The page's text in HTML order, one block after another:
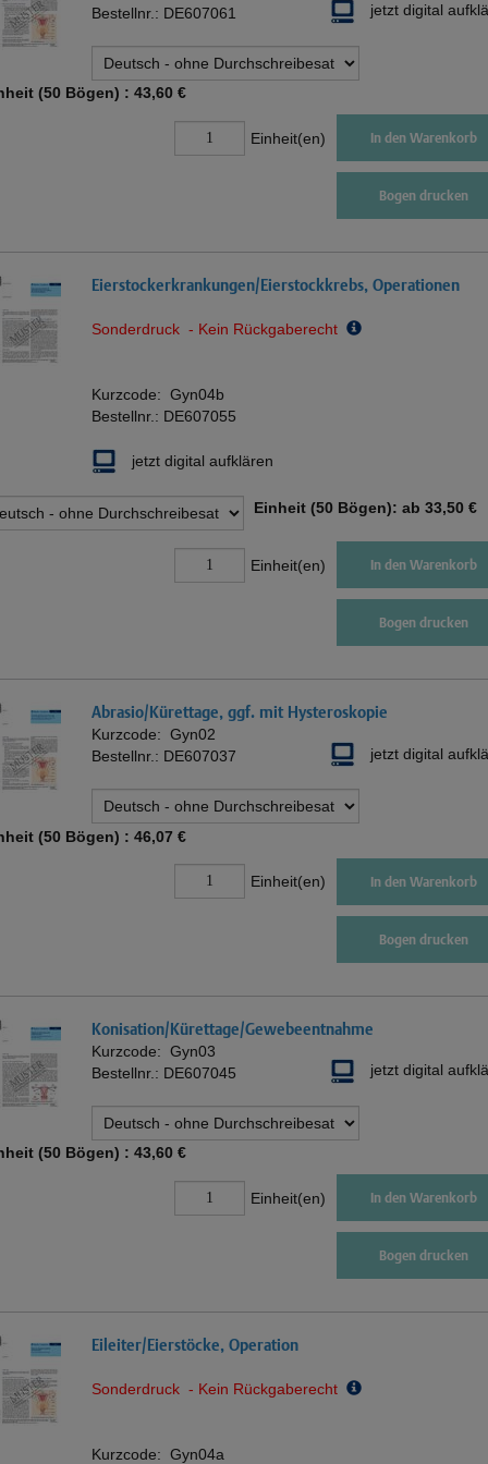
Bestellnr.: DE607061 jetzt digital
(50 Bögen) : 43,60 €
Einheit(en) In den Warenkorb
Bogen drucken
Eierstockerkrankungen/Eierstockkrebs, Operationen
Sonderdruck - Kein Rückgaberecht
Kurzcode: Gyn04b
Bestellnr.: DE607055
jetzt digital aufklären
Einheit (50 Bögen): ab 33,50 €
Einheit(en) In den Warenkorb
Bogen drucken
Abrasio/Kürettage, ggf. mit Hysteroskopie
Kurzcode: Gyn02
Bestellnr.: DE607037 jetzt digital
(50 Bögen) : 46,07 €
Einheit(en) In den Warenkorb
Bogen drucken
Konisation/Kürettage/Gewebeentnahme
Kurzcode: Gyn03
Bestellnr.: DE607045 jetzt digital
(50 Bögen) : 43,60 €
Einheit(en) In den Warenkorb
Bogen drucken
Eileiter/Eierstöcke, Operation
Sonderdruck - Kein Rückgaberecht
Kurzcode: Gyn04a